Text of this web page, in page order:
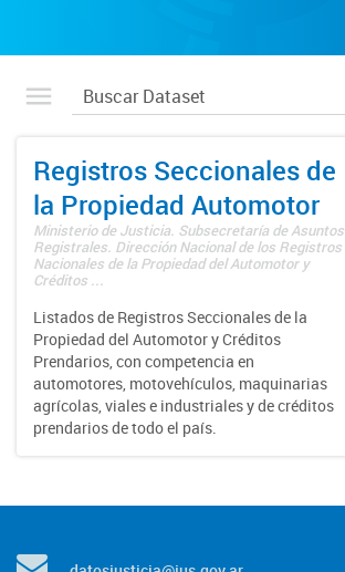
Registros Seccionales de
la Propiedad Automotor
Ministerio de Justicia. Subsecretaría de Asuntos
Registrales. Dirección Nacional de los Registros
Nacionales de la Propiedad del Automotor y
Créditos ...
Listados de Registros Seccionales de la
Propiedad del Automotor y Créditos
Prendarios, con competencia en
automotores, motovehículos, maquinarias
agrícolas, viales e industriales y de créditos
prendarios de todo el país.